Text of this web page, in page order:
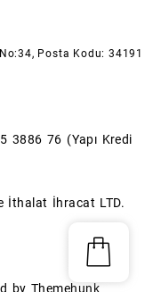
Posta Kodu: 34191
3886 76 (Yapı Kredi
İthalat İhracat LTD.
by Themehunk